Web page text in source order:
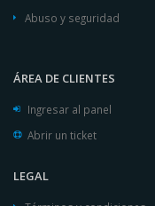
Abuso y seguridad
ÁREA DE CLIENTES
Ingresar al panel
Abrir un ticket
LEGAL